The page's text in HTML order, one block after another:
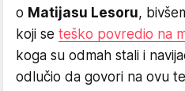
o Matijasu Lesoru,
koji se teško povredio na
koga su odmah stali i
odlučio da govori na ovu